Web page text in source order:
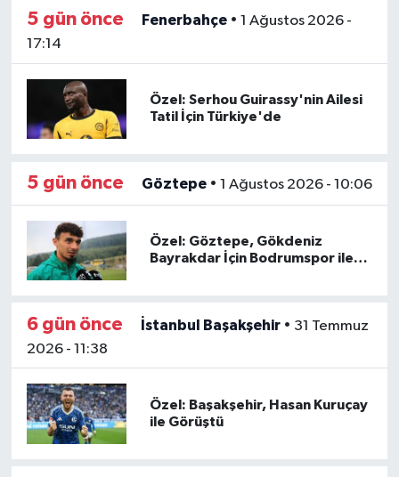
5 gün önce Fenerbahçe• 1 Ağustos 2026 -
17:14
Özel: Serhou Guirassy'nin Ailesi
Tatil İçin Türkiye'de
5 gün önce Göztepe• 1 Ağustos 2026 - 10:06
Özel: Göztepe, Gökdeniz
Bayrakdar İçin Bodrumspor ile
6 gün önce İstanbul Başakşehir• 31 Temmuz
2026 - 11:38
Özel: Başakşehir, Hasan Kuruçay
ile Görüştü
Motor Sporları
Diğer Spor Dalları